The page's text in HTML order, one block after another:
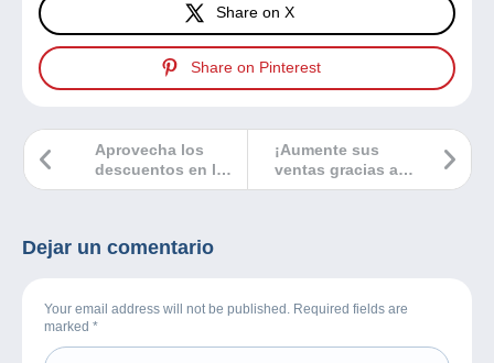
Share on X
Share on Pinterest
¡Aumente sus
ventas gracias a
nuestra nueva
Aprovecha los
descuentos en los
objetos
Dejar un comentario
Your email address will not be published. Required fields are
marked *